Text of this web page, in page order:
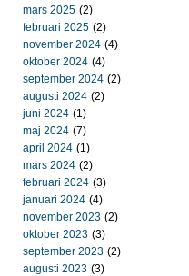
mars 2025 (2)
februari 2025 (2)
november 2024 (4)
oktober 2024 (4)
september 2024 (2)
augusti 2024 (2)
juni 2024 (1)
maj 2024 (7)
april 2024 (1)
mars 2024 (2)
februari 2024 (3)
januari 2024 (4)
november 2023 (2)
oktober 2023 (3)
september 2023 (2)
augusti 2023 (3)